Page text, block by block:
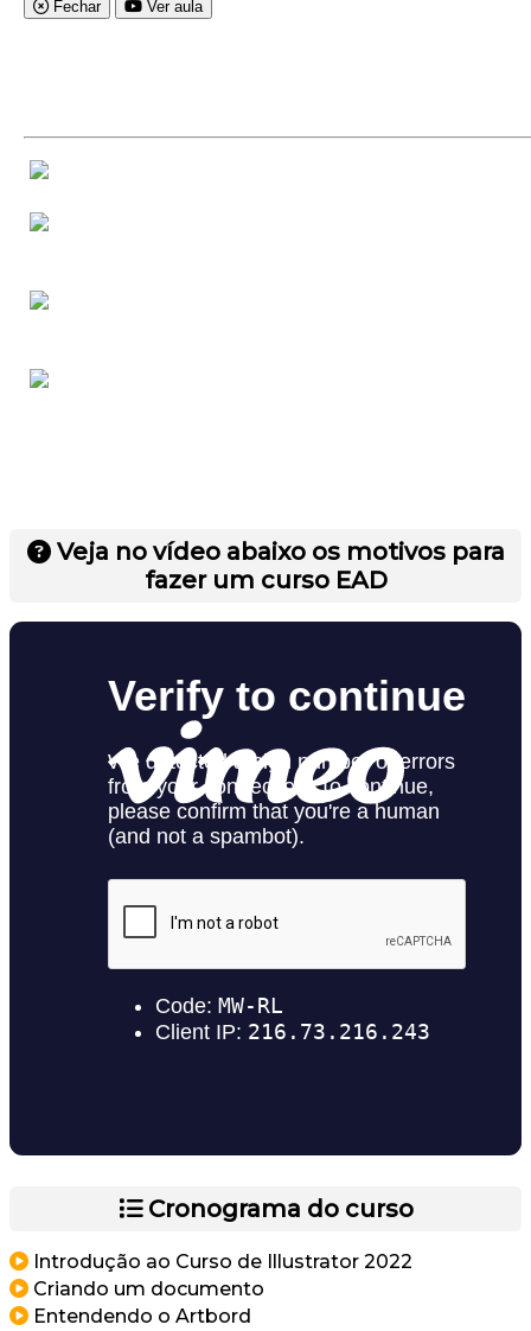
Fechar Ver aula
Veja no vídeo abaixo os motivos para
fazer um curso EAD
Cronograma do curso
Introdução ao Curso de Illustrator 2022
Criando um documento
Entendendo o Artbord